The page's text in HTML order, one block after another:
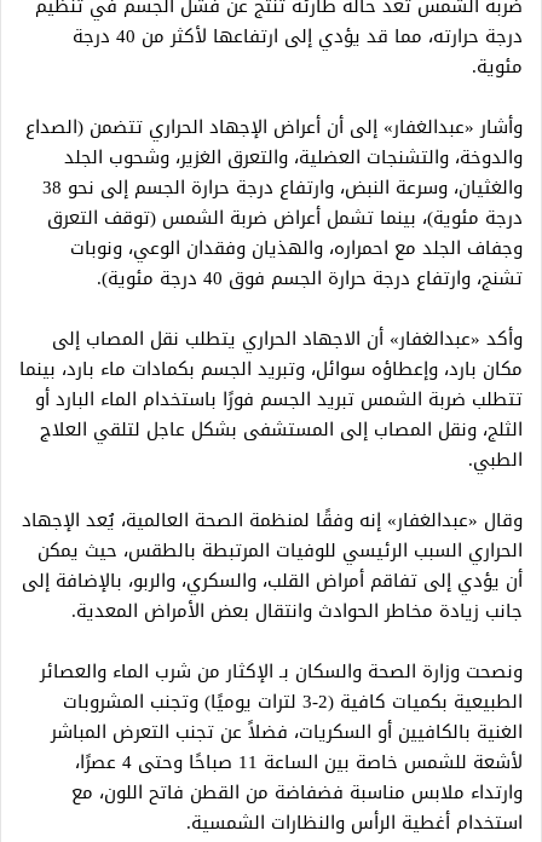
درجة حرارته، مما قد يؤدي إلى ارتفاعها لأكثر من 40 درجة
مئوية.
وأشار «عبدالغفار» إلى أن ‎أعراض الإجهاد الحراري تتضمن (الصداع
والدوخة، والتشنجات العضلية، والتعرق الغزير، وشحوب الجلد
والغثيان، وسرعة النبض، وارتفاع درجة حرارة الجسم إلى نحو 38
درجة مئوية)، بينما تشمل أعراض ضربة الشمس (توقف التعرق
وجفاف الجلد مع احمراره، والهذيان وفقدان الوعي، ونوبات
تشنج، وارتفاع درجة حرارة الجسم فوق 40 درجة مئوية).
وأكد «عبدالغفار» أن الاجهاد الحراري يتطلب نقل المصاب إلى
مكان بارد، وإعطاؤه سوائل، وتبريد الجسم بكمادات ماء بارد، بينما
تتطلب ضربة الشمس تبريد الجسم فورًا باستخدام الماء البارد أو
الثلج، ونقل المصاب إلى المستشفى بشكل عاجل لتلقي العلاج
الطبي.
وقال «عبدالغفار» إنه وفقًا لمنظمة الصحة العالمية، يُعد الإجهاد
الحراري السبب الرئيسي للوفيات المرتبطة بالطقس، حيث يمكن
أن يؤدي إلى تفاقم أمراض القلب، والسكري، والربو، بالإضافة إلى
جانب زيادة مخاطر الحوادث وانتقال بعض الأمراض المعدية.
ونصحت وزارة الصحة والسكان بـ الإكثار من شرب الماء والعصائر
الطبيعية بكميات كافية (2-3 لترات يوميًا) وتجنب المشروبات
الغنية بالكافيين أو السكريات، فضلاً عن تجنب التعرض المباشر
لأشعة للشمس خاصة بين الساعة 11 صباحًا وحتى 4 عصرًا،
وارتداء ملابس مناسبة فضفاضة من القطن فاتح اللون، مع
استخدام أغطية الرأس والنظارات الشمسية.